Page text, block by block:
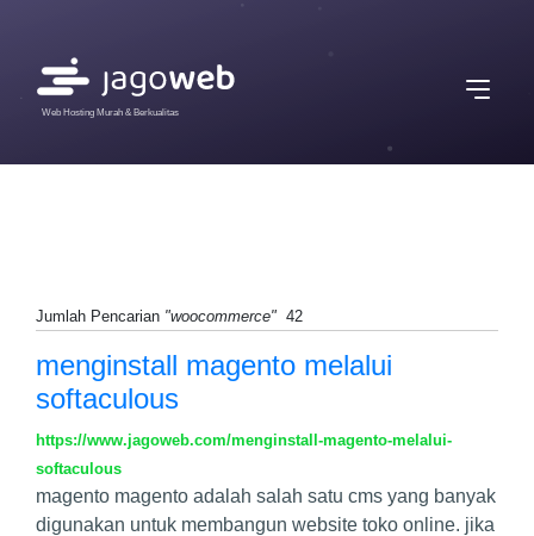
Web Hosting Murah & Berkualitas
Jumlah Pencarian "woocommerce" 42
menginstall magento melalui
softaculous
https://www.jagoweb.com/menginstall-magento-melalui-
softaculous
magento magento adalah salah satu cms yang banyak
digunakan untuk membangun website toko online. jika